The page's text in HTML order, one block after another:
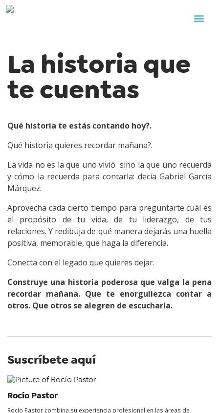
La historia que
te cuentas
Qué historia te estás contando hoy?.
Qué historia quieres recordar mañana?.
La vida no es la que uno vivió sino la que uno recuerda
y cómo la recuerda para contarla: decía Gabriel García
Márquez.
Aprovecha cada cierto tiempo para preguntarte cuál es
el propósito de tu vida, de tu liderazgo, de tus
relaciones. Y redibuja de qué manera dejarás una huella
positiva, memorable, que haga la diferencia.
Conecta con el legado que quieres dejar.
Construye una historia poderosa que valga la pena
recordar mañana. Que te enorgullezca contar a
otros. Que otros se alegren de escucharla.
Suscríbete aquí
Rocío Pastor
Rocío Pastor combina su experiencia profesional en las áreas de